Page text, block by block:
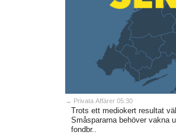
→ Privata Affärer 05:30
Trots ett mediokert resultat
Småspararna behöver vakna
fondbr..